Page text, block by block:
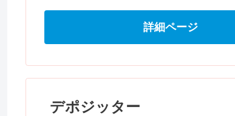
詳細ページ
デポジッター